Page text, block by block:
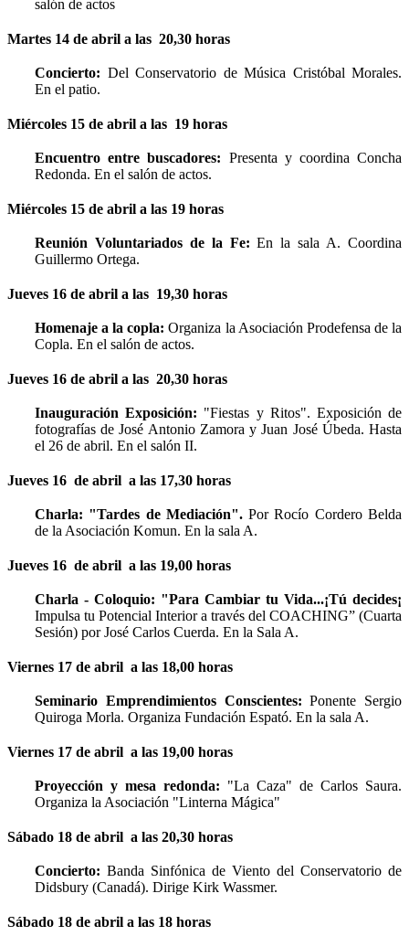
salón de actos
Martes 14 de abril a las 20,30 horas
Concierto: Del Conservatorio de Música Cristóbal Morales.
En el patio.
Miércoles 15 de abril a las 19 horas
Encuentro entre buscadores: Presenta y coordina Concha
Redonda. En el salón de actos.
Miércoles 15 de abril a las 19 horas
Reunión Voluntariados de la Fe: En la sala A. Coordina
Guillermo Ortega.
Jueves 16 de abril a las 19,30 horas
Homenaje a la copla: Organiza la Asociación Prodefensa de la
Copla. En el salón de actos.
Jueves 16 de abril a las 20,30 horas
Inauguración Exposición: "Fiestas y Ritos". Exposición de
fotografías de José Antonio Zamora y Juan José Úbeda. Hasta
el 26 de abril. En el salón II.
Jueves 16 de abril a las 17,30 horas
Charla: "Tardes de Mediación".Por Rocío Cordero Belda
de la Asociación Komun. En la sala A.
Jueves 16 de abril a las 19,00 horas
Charla - Coloquio: "Para Cambiar tu Vida...¡Tú decides¡
Impulsa tu Potencial Interior a través del COACHING” (Cuarta
Sesión) por José Carlos Cuerda. En la Sala A.
Viernes 17 de abril a las 18,00 horas
Seminario Emprendimientos Conscientes: Ponente Sergio
Quiroga Morla. Organiza Fundación Espató. En la sala A.
Viernes 17 de abril a las 19,00 horas
Proyección y mesa redonda: "La Caza" de Carlos Saura.
Organiza la Asociación "Linterna Mágica"
Sábado 18 de abril a las 20,30 horas
Concierto: Banda Sinfónica de Viento del Conservatorio de
Didsbury (Canadá). Dirige Kirk Wassmer.
Sábado 18 de abril a las 18 horas